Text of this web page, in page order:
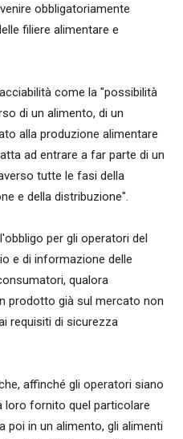
obbligatoriamente
filiere alimentare e
come la "possibilità
di un alimento, di un
alla produzione alimentare
ad entrare a far parte di un
tutte le fasi della
e della distribuzione".
per gli operatori del
e di informazione delle
qualora
prodotto già sul mercato non
requisiti di sicurezza
affinché gli operatori siano
loro fornito quel particolare
in un alimento, gli alimenti